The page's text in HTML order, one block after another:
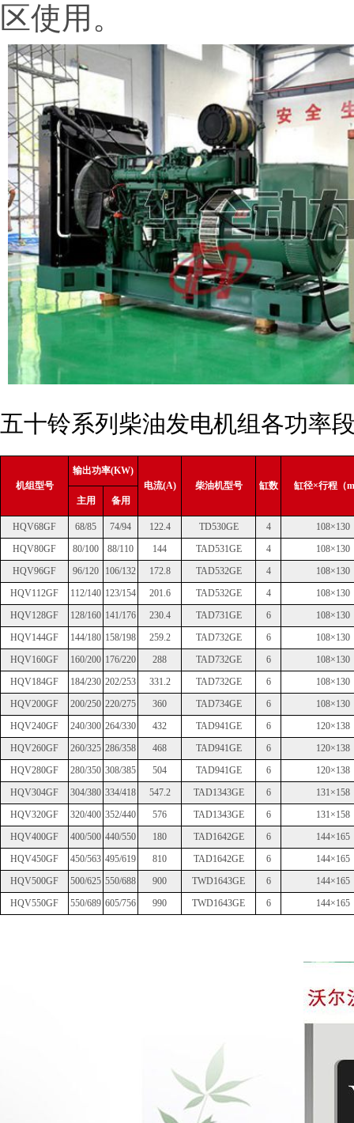
区使用。
五十铃系列柴油发电机组各功率
机组型号
输出功率(KW)
电流(A)
柴油机型号 缸数
缸径×行程（
主用
备用
HQV68GF 68/85 74/94 122.4 TD530GE 4
108×130
HQV80GF
80/100 88/110 144 TAD531GE 4
108×130
HQV96GF
96/120 106/132 172.8 TAD532GE 4
108×130
HQV112GF
112/140 123/154 201.6 TAD532GE 4
108×130
HQV128GF
128/160 141/176 230.4 TAD731GE 6
108×130
HQV144GF
144/180 158/198 259.2 TAD732GE 6
108×130
HQV160GF
160/200 176/220 288 TAD732GE 6
108×130
HQV184GF
184/230 202/253 331.2 TAD732GE 6
108×130
HQV200GF
200/250 220/275 360 TAD734GE 6
108×130
HQV240GF
240/300 264/330 432 TAD941GE 6
120×138
HQV260GF
260/325 286/358 468 TAD941GE 6
120×138
HQV280GF
280/350 308/385 504 TAD941GE 6
120×138
HQV304GF
304/380 334/418 547.2 TAD1343GE 6
131×158
HQV320GF
320/400 352/440 576 TAD1343GE 6
131×158
HQV400GF
400/500 440/550 180 TAD1642GE 6
144×165
HQV450GF
450/563 495/619 810 TAD1642GE 6
144×165
HQV500GF
500/625 550/688 900 TWD1643GE 6
144×165
HQV550GF
550/689 605/756 990 TWD1643GE 6 144×165